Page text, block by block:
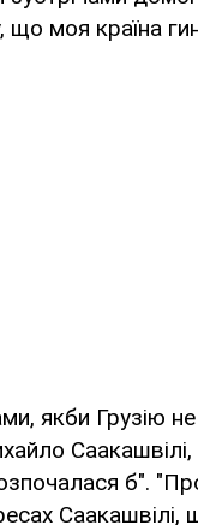
моя країна
якби Грузію
Саакашвілі,
б".